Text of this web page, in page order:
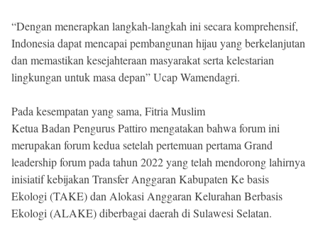
“Dengan menerapkan langkah-langkah ini secara komprehensif,
Indonesia dapat mencapai pembangunan hijau yang berkelanjutan
dan memastikan kesejahteraan masyarakat serta kelestarian
lingkungan untuk masa depan” Ucap Wamendagri.
Pada kesempatan yang sama, Fitria Muslim
Ketua Badan Pengurus Pattiro mengatakan bahwa forum ini
merupakan forum kedua setelah pertemuan pertama Grand
leadership forum pada tahun 2022 yang telah mendorong lahirnya
inisiatif kebijakan Transfer Anggaran Kabupaten Ke basis
Ekologi (TAKE) dan Alokasi Anggaran Kelurahan Berbasis
Ekologi (ALAKE) diberbagai daerah di Sulawesi Selatan.